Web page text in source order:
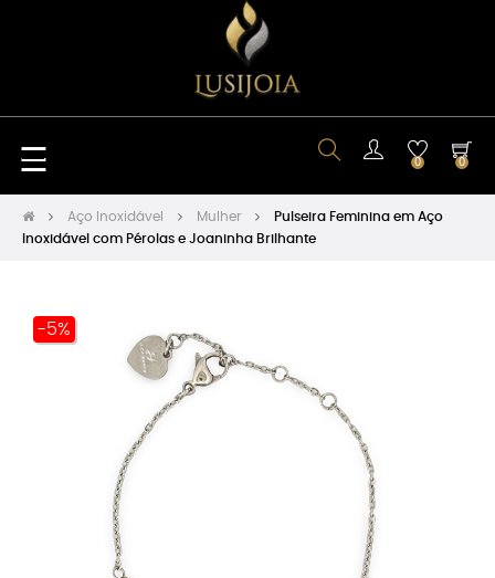
Toggle
navigation
☰ 0 0
Aço Inoxidável Mulher
Pulseira Feminina em Aço
Inoxidável com Pérolas e Joaninha Brilhante
-5%